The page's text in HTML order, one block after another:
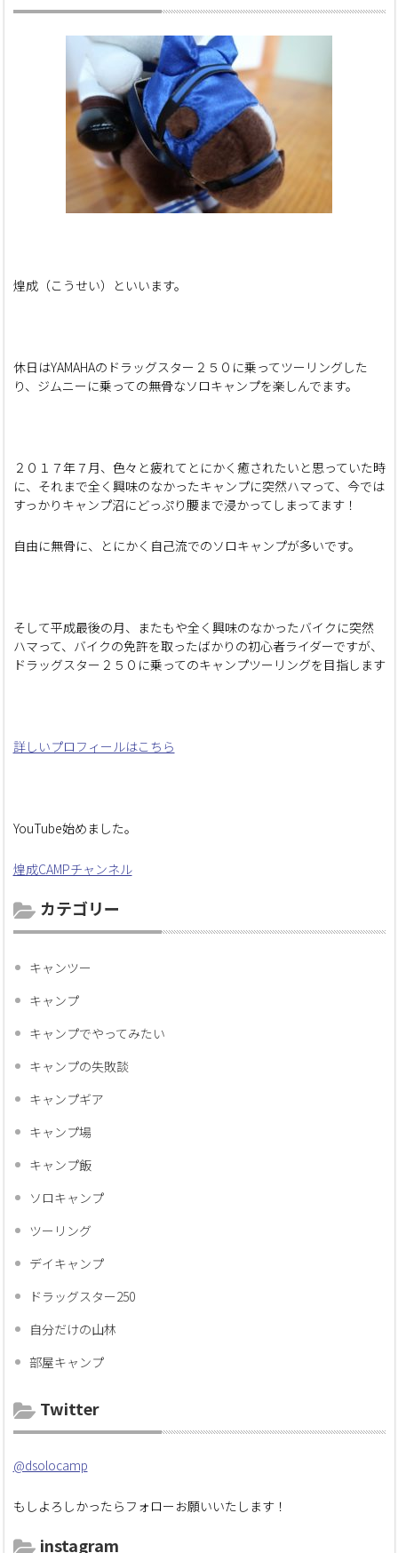
煌成（こうせい）といいます。
休日はYAMAHAのドラッグスター２５０に乗ってツーリングした
り、ジムニーに乗っての無骨なソロキャンプを楽しんでます。
２０１７年７月、色々と疲れてとにかく癒されたいと思っていた時
に、それまで全く興味のなかったキャンプに突然ハマって、今では
すっかりキャンプ沼にどっぷり腰まで浸かってしまってます！
自由に無骨に、とにかく自己流でのソロキャンプが多いです。
そして平成最後の月、またもや全く興味のなかったバイクに突然
ハマって、バイクの免許を取ったばかりの初心者ライダーですが、
ドラッグスター２５０に乗ってのキャンプツーリングを目指します
詳しいプロフィールはこちら
YouTube始めました。
煌成CAMPチャンネル
カテゴリー
キャンツー
キャンプ
キャンプでやってみたい
キャンプの失敗談
キャンプギア
キャンプ場
キャンプ飯
ソロキャンプ
ツーリング
デイキャンプ
ドラッグスター250
自分だけの山林
部屋キャンプ
Twitter
@dsolocamp
もしよろしかったらフォローお願いいたします！
instagram